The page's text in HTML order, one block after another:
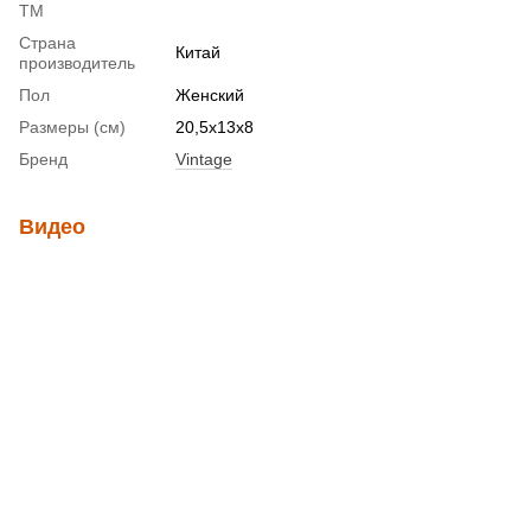
ТМ
Страна
производитель
Китай
Пол
Женский
Размеры (см)
20,5х13х8
Бренд
Vintage
Видео